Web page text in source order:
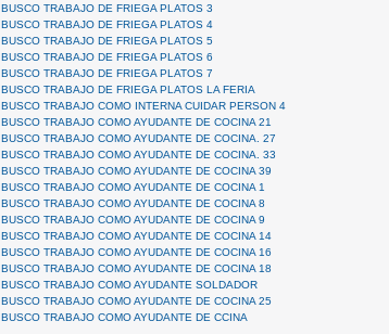
BUSCO TRABAJO DE FRIEGA PLATOS 3
BUSCO TRABAJO DE FRIEGA PLATOS 4
BUSCO TRABAJO DE FRIEGA PLATOS 5
BUSCO TRABAJO DE FRIEGA PLATOS 6
BUSCO TRABAJO DE FRIEGA PLATOS 7
BUSCO TRABAJO DE FRIEGA PLATOS LA FERIA
BUSCO TRABAJO COMO INTERNA CUIDAR PERSON 4
BUSCO TRABAJO COMO AYUDANTE DE COCINA 21
BUSCO TRABAJO COMO AYUDANTE DE COCINA. 27
BUSCO TRABAJO COMO AYUDANTE DE COCINA. 33
BUSCO TRABAJO COMO AYUDANTE DE COCINA 39
BUSCO TRABAJO COMO AYUDANTE DE COCINA 1
BUSCO TRABAJO COMO AYUDANTE DE COCINA 8
BUSCO TRABAJO COMO AYUDANTE DE COCINA 9
BUSCO TRABAJO COMO AYUDANTE DE COCINA 14
BUSCO TRABAJO COMO AYUDANTE DE COCINA 16
BUSCO TRABAJO COMO AYUDANTE DE COCINA 18
BUSCO TRABAJO COMO AYUDANTE SOLDADOR
BUSCO TRABAJO COMO AYUDANTE DE COCINA 25
BUSCO TRABAJO COMO AYUDANTE DE CCINA